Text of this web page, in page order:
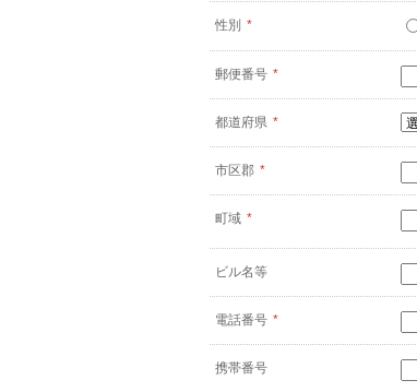
性別 *
郵便番号 *
都道府県 *
市区郡 *
町域 *
ビル名等
電話番号 *
携帯番号